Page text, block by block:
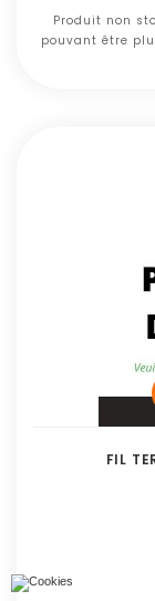
Produit non
pouvant être
FIL